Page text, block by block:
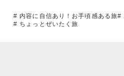
# 内容に自信あり！お手頃感ある旅#
# ちょっとぜいたく旅